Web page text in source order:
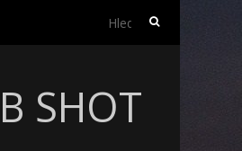
Vyhledávání
SHOT